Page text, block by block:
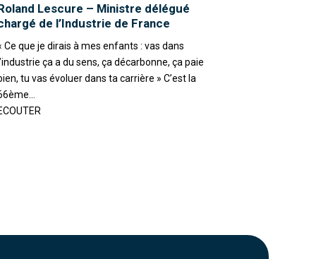
Lescure – Ministre délégué
de l’Industrie de France
Ce que je dirais à mes enfants : vas dans
ça a du sens, ça décarbonne, ça paie
tu vas évoluer dans ta carrière » C’est la